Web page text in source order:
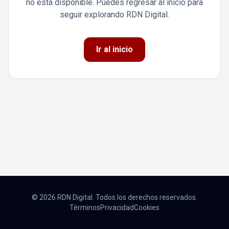
no está disponible. Puedes regresar al inicio para
seguir explorando RDN Digital.
Ir al inicio
© 2026 RDN Digital. Todos los derechos reservados.
TérminosPrivacidadCookies